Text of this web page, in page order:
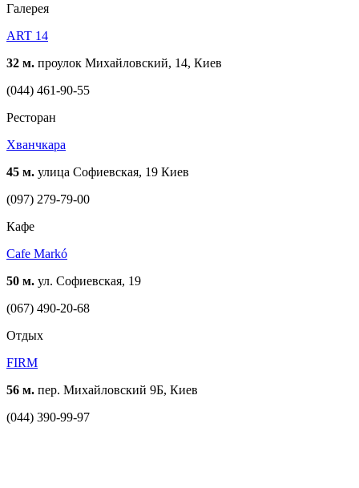
Галерея
ART 14
32 м. проулок Михайловский, 14, Киев
(044) 461-90-55
Ресторан
Хванчкара
45 м. улица Софиевская, 19 Киев
(097) 279-79-00
Кафе
Cafe Markó
50 м. ул. Софиевская, 19
(067) 490-20-68
Отдых
FIRM
56 м. пер. Михайловский 9Б, Киев
(044) 390-99-97